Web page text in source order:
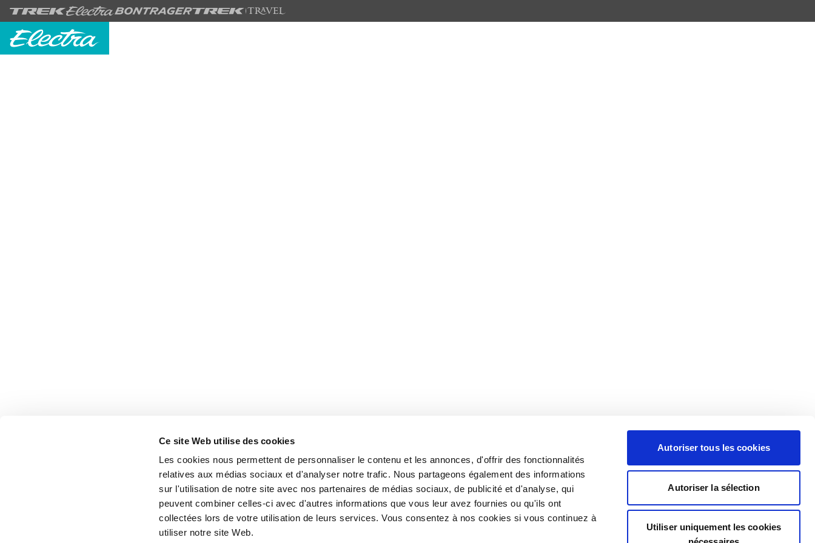
Ce site Web utilise des cookies
Les cookies nous permettent de personnaliser le contenu et les annonces, d'offrir des fonctionnalités
relatives aux médias sociaux et d'analyser notre trafic. Nous partageons également des informations
sur l'utilisation de notre site avec nos partenaires de médias sociaux, de publicité et d'analyse, qui
peuvent combiner celles-ci avec d'autres informations que vous leur avez fournies ou qu'ils ont
collectées lors de votre utilisation de leurs services. Vous consentez à nos cookies si vous continuez à
utiliser notre site Web.
Autoriser tous les cookies
Autoriser la sélection
Utiliser uniquement les cookies